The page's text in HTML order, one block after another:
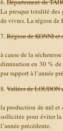
6.Département de
La presque totalité des
de vivres. La région
7.Région de KONNI et
à cause de la
diminution en 30 % de
par rapport à l’année
8.Vallées de LOUDON
la production de mil et
sollicitée pour éviter la
l’année précédente.